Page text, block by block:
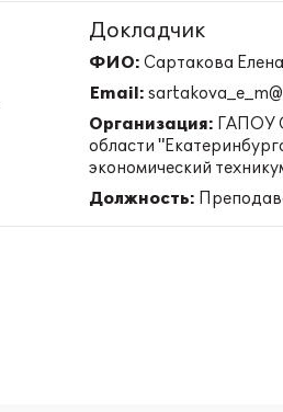
Докладчик
ФИО: Сартакова
Email:
Организация: ГАПОУ
области
экономический
Должность: